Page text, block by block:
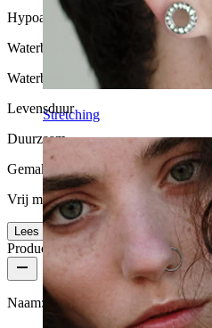
Stretching
Hypoallergeen
Waterbestendigheid
Waterbestendig
Levensduur
Duurzaam
Gemak van gebruik
Vrij makkelijk
Lees meer
Productdetails
Naam: Paket met 8 hoefijzers uit PTFE